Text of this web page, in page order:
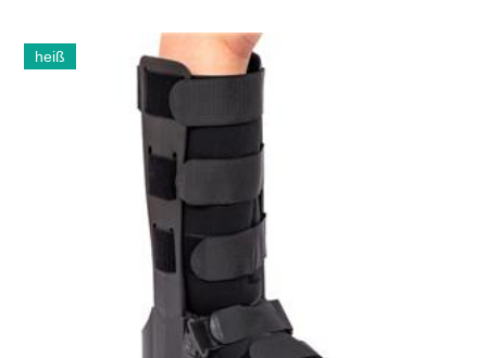
heiß